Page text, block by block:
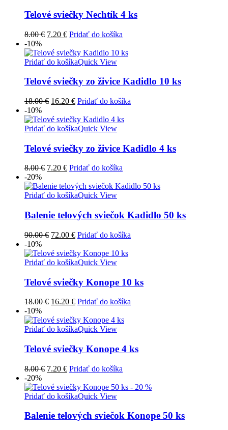
Telové sviečky Nechtík 4 ks
8.00€ Pôvodná
bola:
8.00 €.
7.20 €Aktuálna
je:
7.20 €.
Pridať do košíka
-10%
Pridať do košíkaQuick View
Telové sviečky zo živice Kadidlo 10 ks
18.00€ Pôvodná
bola:
18.00 €.
16.20 €Aktuálna
je:
16.20 €.
Pridať do košíka
-10%
Pridať do košíkaQuick View
Telové sviečky zo živice Kadidlo 4 ks
8.00€ Pôvodná
bola:
8.00 €.
7.20 €Aktuálna
je:
7.20 €.
Pridať do košíka
-20%
Pridať do košíkaQuick View
Balenie telových sviečok Kadidlo 50 ks
90.00€ Pôvodná
bola:
90.00 €.
72.00 €Aktuálna
je:
72.00 €.
Pridať do košíka
-10%
Pridať do košíkaQuick View
Telové sviečky Konope 10 ks
18.00€ Pôvodná
bola:
18.00 €.
16.20 €Aktuálna
je:
16.20 €.
Pridať do košíka
-10%
Pridať do košíkaQuick View
Telové sviečky Konope 4 ks
8.00€ Pôvodná
bola:
8.00 €.
7.20 €Aktuálna
je:
7.20 €.
Pridať do košíka
-20%
Pridať do košíkaQuick View
Balenie telových sviečok Konope 50 ks